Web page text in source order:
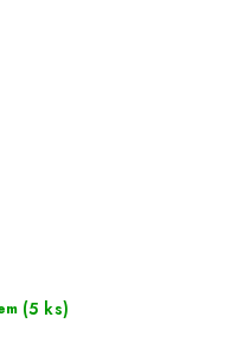
(5 ks)